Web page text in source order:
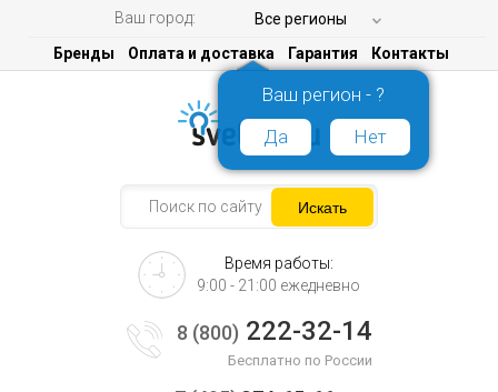
Ваш город: Все регионы
Ваш регион - ?
Да
Нет
Бренды Оплата и доставка Гарантия Контакты
Время работы:
9:00 - 21:00 ежедневно
8 (800) 222-32-14
Бесплатно по России